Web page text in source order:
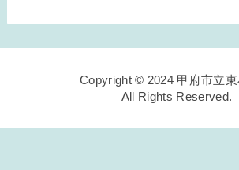
Copyright © 2024 甲府市立
All Rights Reserved.